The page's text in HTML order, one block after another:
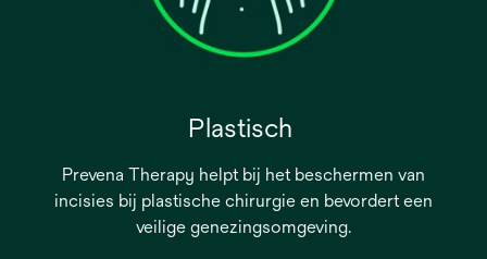
Plastisch
Prevena Therapy helpt bij het beschermen van
incisies bij plastische chirurgie en bevordert een
veilige genezingsomgeving.